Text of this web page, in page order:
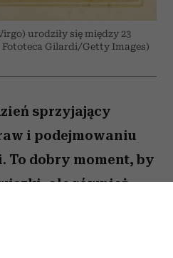
urodziły się między 23
Fototeca Gilardi/Getty Images)
sprzyjający
i podejmowaniu
To dobry moment, by
ale również